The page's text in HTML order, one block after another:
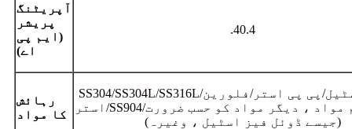
آپریٹنگ
پریشر
(ایم پی
اے)
.40.4
رہائش
کا مواد
SS304/SS304L/SS316L/کاربن اسٹیل/پی پی استر/فلورین
استر/SS904/ٹائٹینیم مواد ، دیگر مواد کو حسب ضرورت
(جیسے ڈوئل فیز اسٹیل ، وغیرہ)